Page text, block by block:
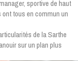
sportive de haut
tous en commun un
de la Sarthe
sur un plan plus